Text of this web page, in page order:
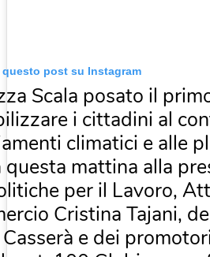
questo post su Instagram
Scala posato il
i cittadini al
climatici e alle
mattina alla
per il Lavoro,
Cristina Tajani,
e dei